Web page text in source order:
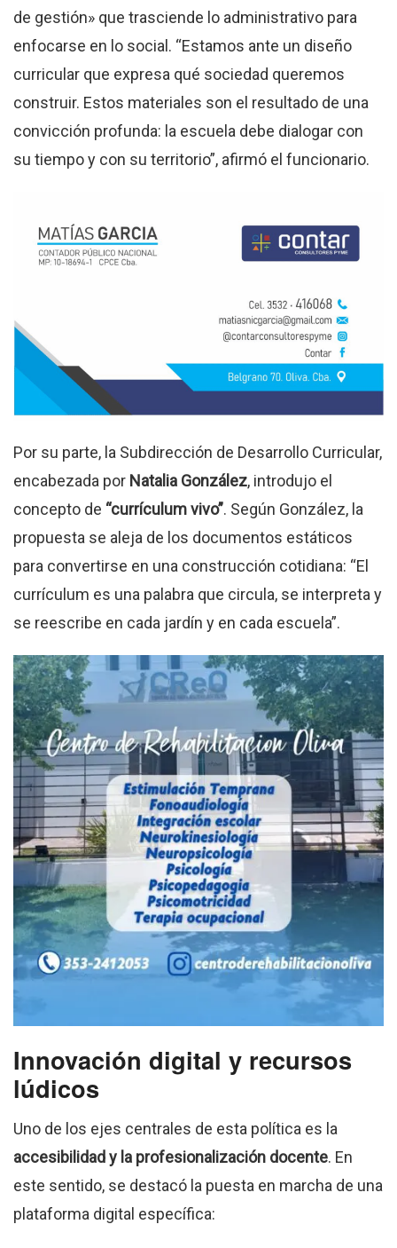
de gestión» que trasciende lo administrativo para
enfocarse en lo social. “Estamos ante un diseño
curricular que expresa qué sociedad queremos
construir. Estos materiales son el resultado de una
convicción profunda: la escuela debe dialogar con
su tiempo y con su territorio”, afirmó el funcionario.
Por su parte, la Subdirección de Desarrollo Curricular,
encabezada por Natalia González, introdujo el
concepto de “currículum vivo”. Según González, la
propuesta se aleja de los documentos estáticos
para convertirse en una construcción cotidiana: “El
currículum es una palabra que circula, se interpreta y
se reescribe en cada jardín y en cada escuela”.
Innovación digital y recursos
lúdicos
Uno de los ejes centrales de esta política es la
accesibilidad y la profesionalización docente. En
este sentido, se destacó la puesta en marcha de una
plataforma digital específica: